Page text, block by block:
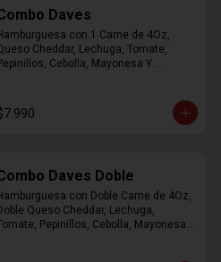
Daves
con 1 Carne de 4Oz,
Cheddar, Lechuga, Tomate,
Cebolla, Mayonesa Y
Daves Doble
con Doble Carne de 4Oz,
Queso Cheddar, Lechuga,
Pepinillos, Cebolla, Mayonesa y